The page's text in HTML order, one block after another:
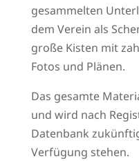
gesammelten
dem Verein als
große Kisten mit
Fotos und Plänen.
Das gesamte
und wird nach
Datenbank
Verfügung stehen.